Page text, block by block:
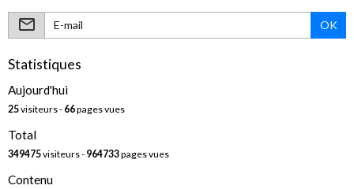
OK
Statistiques
Aujourd'hui
25visiteurs - 66pages vues
Total
349475visiteurs - 964733pages vues
Contenu